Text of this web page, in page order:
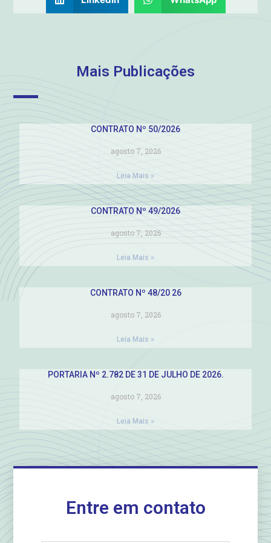
Mais Publicações
CONTRATO Nº 50/2026
agosto 7, 2026
Leia Mais »
CONTRATO Nº 49/2026
agosto 7, 2026
Leia Mais »
CONTRATO Nº 48/20 26
agosto 7, 2026
Leia Mais »
PORTARIA Nº 2.782 DE 31 DE JULHO DE 2026.
agosto 7, 2026
Leia Mais »
Entre em contato